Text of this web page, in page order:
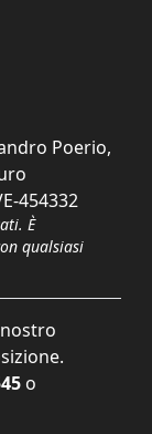
Poerio,
454332
È
qualsiasi
o